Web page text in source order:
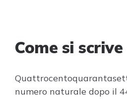
Come si scrive
numero naturale dopo il